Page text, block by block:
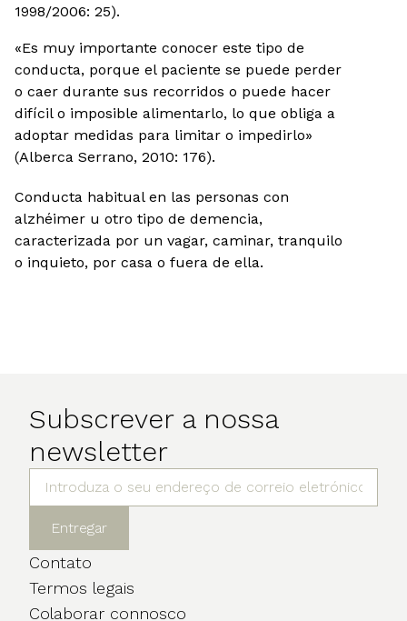
1998/2006: 25).
«Es muy importante conocer este tipo de
conducta, porque el paciente se puede perder
o caer durante sus recorridos o puede hacer
difícil o imposible alimentarlo, lo que obliga a
adoptar medidas para limitar o impedirlo»
(Alberca Serrano, 2010: 176).
Conducta habitual en las personas con
alzhéimer u otro tipo de demencia,
caracterizada por un vagar, caminar, tranquilo
o inquieto, por casa o fuera de ella.
Subscrever a nossa
newsletter
Entregar
Contato
Termos legais
Colaborar connosco